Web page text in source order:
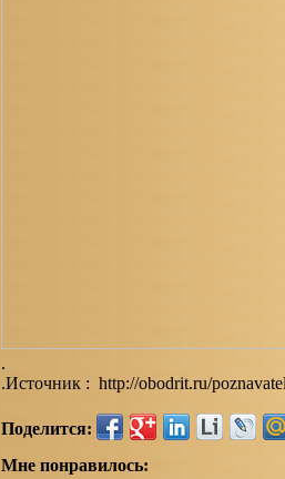
.
.Источник : http://obodrit.ru/
Поделится:
Мне понравилось: